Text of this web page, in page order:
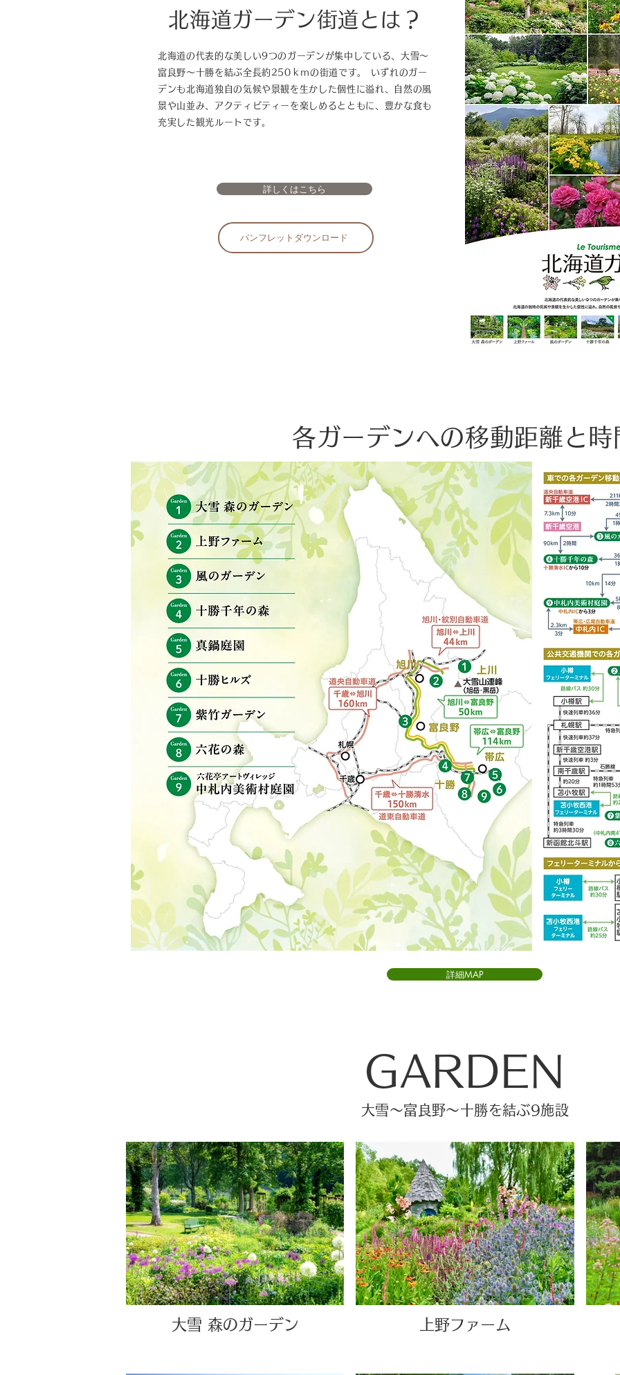
北海道ガーデン街道とは？
北海道の代表的な美しい9つのガーデンが集中している、大雪～
富良野～十勝を結ぶ全長約250ｋｍの街道です。 いずれのガー
デンも北海道独自の気候や景観を生かした個性に溢れ、自然の風
景や山並み、アクティビティーを楽しめるとともに、豊かな食も
充実した観光ルートです。
詳しくはこちら
パンフレットダウンロード
各ガーデンへの移動距離と時
詳細MAP
GARDEN
大雪～富良野～十勝を結ぶ9施設
大雪 森のガーデン 上野ファーム